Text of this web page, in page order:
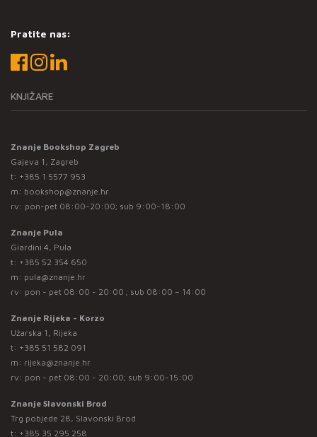
Pratite nas:
KNJIŽARE
Znanje Bookshop Zagreb
Gajeva 1, Zagreb
t: +385 1 5577 953
m: bookshop@znanje.hr
rv: pon-pet 08:00-20:00; sub 9:00-18:00
Znanje Pula
Giardini 4, Pula
t: +385 52 354 650
m: pula@znanje.hr
rv: pon - pet 08:00 - 20:00 ; sub 08:00 – 14:00
Znanje Rijeka - Korzo
Užarska 1, Rijeka
t: +385 51 582 091
m: rijeka@znanje.hr
rv: pon - pet 08:00 - 20:00; sub 9:00-15:00
Znanje Slavonski Brod
Trg pobjede 28, Slavonski Brod
t: +385 35 295 258